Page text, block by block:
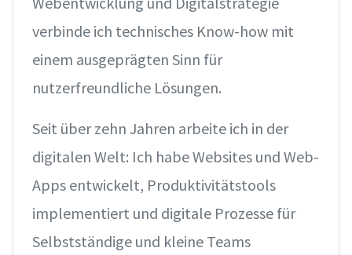
verbinde ich technisches Know-how mit
einem ausgeprägten Sinn für
nutzerfreundliche Lösungen.
Seit über zehn Jahren arbeite ich in der
digitalen Welt: Ich habe Websites und Web-
Apps entwickelt, Produktivitätstools
implementiert und digitale Prozesse für
Selbstständige und kleine Teams